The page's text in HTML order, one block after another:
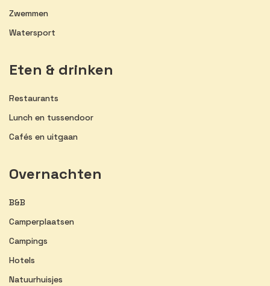
Zwemmen
Watersport
Eten & drinken
Restaurants
Lunch en tussendoor
Cafés en uitgaan
Overnachten
B&B
Camperplaatsen
Campings
Hotels
Natuurhuisjes